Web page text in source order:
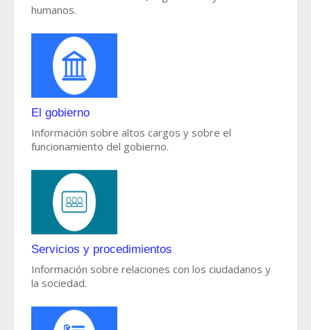
humanos.
El gobierno
Información sobre altos cargos y sobre el
funcionamiento del gobierno.
Servicios y procedimientos
Información sobre relaciones con los ciudadanos y
la sociedad.